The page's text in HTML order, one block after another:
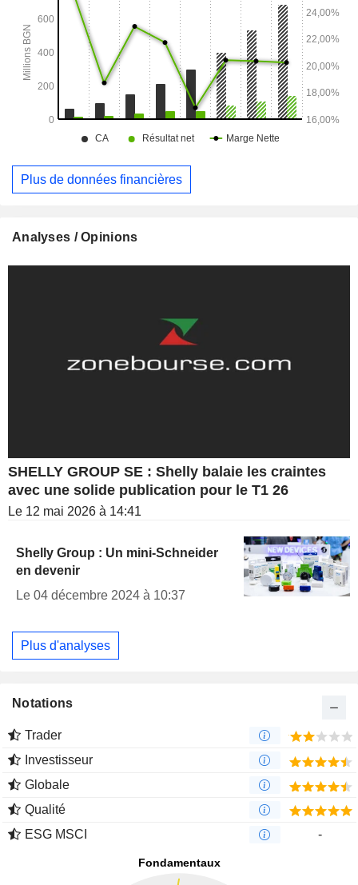
Plus de données financières
Analyses / Opinions
SHELLY GROUP SE : Shelly balaie les craintes
avec une solide publication pour le T1 26
Le 12 mai 2026 à 14:41
Shelly Group : Un mini-Schneider
en devenir
Le 04 décembre 2024 à 10:37
Plus d'analyses
Notations
Trader
Investisseur
Globale
Qualité
ESG MSCI
-